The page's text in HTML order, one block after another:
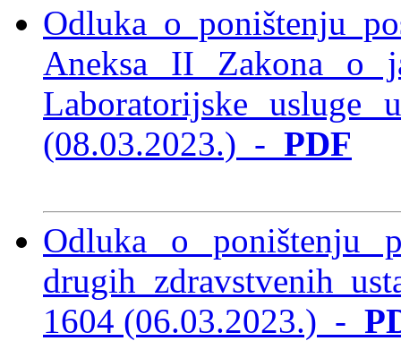
Odluka o poništenju
Aneksa II Zakona o
Laboratorijske
(08.03.2023.) - PDF
Odluka o poništenju
drugih zdravstvenih
1604 (06.03.2023.) -